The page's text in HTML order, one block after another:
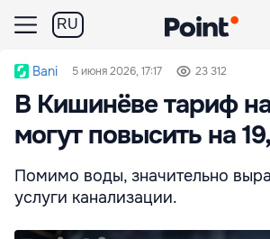
RU
Bani 5 июня 2026, 17:17 23 312
В Кишинёве тариф
могут повысить на
Помимо воды, значительно
услуги канализации.